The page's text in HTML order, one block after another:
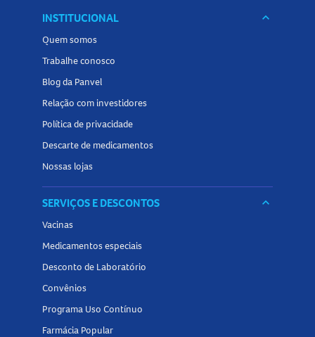
INSTITUCIONAL keyboard_arrow_down
Quem somos
Trabalhe conosco
Blog da Panvel
Relação com investidores
Política de privacidade
Descarte de medicamentos
Nossas lojas
SERVIÇOS E DESCONTOS keyboard_arrow_down
Vacinas
Medicamentos especiais
Desconto de Laboratório
Convênios
Programa Uso Contínuo
Farmácia Popular